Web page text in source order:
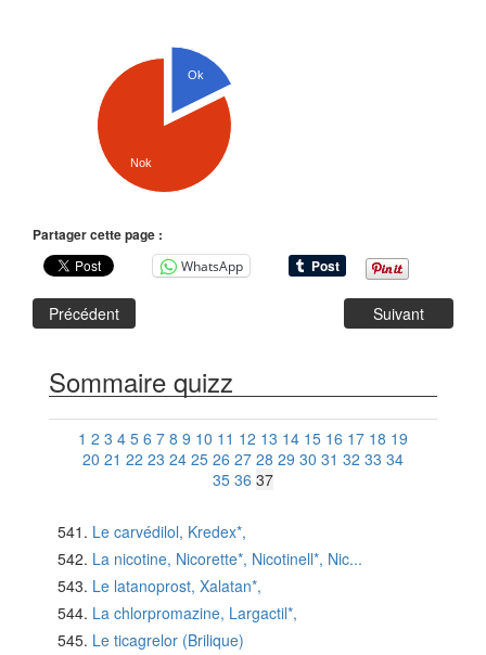
Ok
Nok
Partager cette page :
WhatsApp
Précédent Suivant
Sommaire quizz
1 2 3 4 5 6 7 8 9 10 11 12 13 14 15 16 17 18 19
20 21 22 23 24 25 26 27 28 29 30 31 32 33 34
35 36 37
Le carvédilol, Kredex*,
La nicotine, Nicorette*, Nicotinell*, Nic...
Le latanoprost, Xalatan*,
La chlorpromazine, Largactil*,
Le ticagrelor (Brilique)